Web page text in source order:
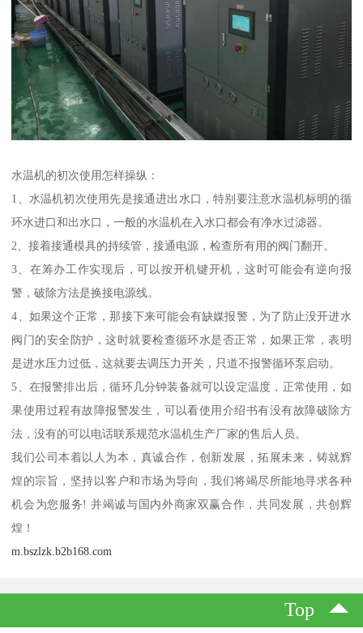
水温机的初次使用怎样操纵：
1、水温机初次使用先是接通进出水口，特别要注意水温机标明的循
环水进口和出水口，一般的水温机在入水口都会有净水过滤器。
2、接着接通模具的持续管，接通电源，检查所有用的阀门翻开。
3、在筹办工作实现后，可以按开机键开机，这时可能会有逆向报
警，破除方法是换接电源线。
4、如果这个正常，那接下来可能会有缺媒报警，为了防止没开进水
阀门的安全防护，这时就要检查循环水是否正常，如果正常，表明
是进水压力过低，这就要去调压力开关，只道不报警循环泵启动。
5、在报警排出后，循环几分钟装备就可以设定温度，正常使用，如
果使用过程有故障报警发生，可以看使用介绍书有没有故障破除方
法，没有的可以电话联系规范水温机生产厂家的售后人员。
我们公司本着以人为本，真诚合作，创新发展，拓展未来，铸就辉
煌的宗旨，坚持以客户和市场为导向，我们将竭尽所能地寻求各种
机会为您服务! 并竭诚与国内外商家双赢合作，共同发展，共创辉
煌！
m.bszlzk.b2b168.com
Top